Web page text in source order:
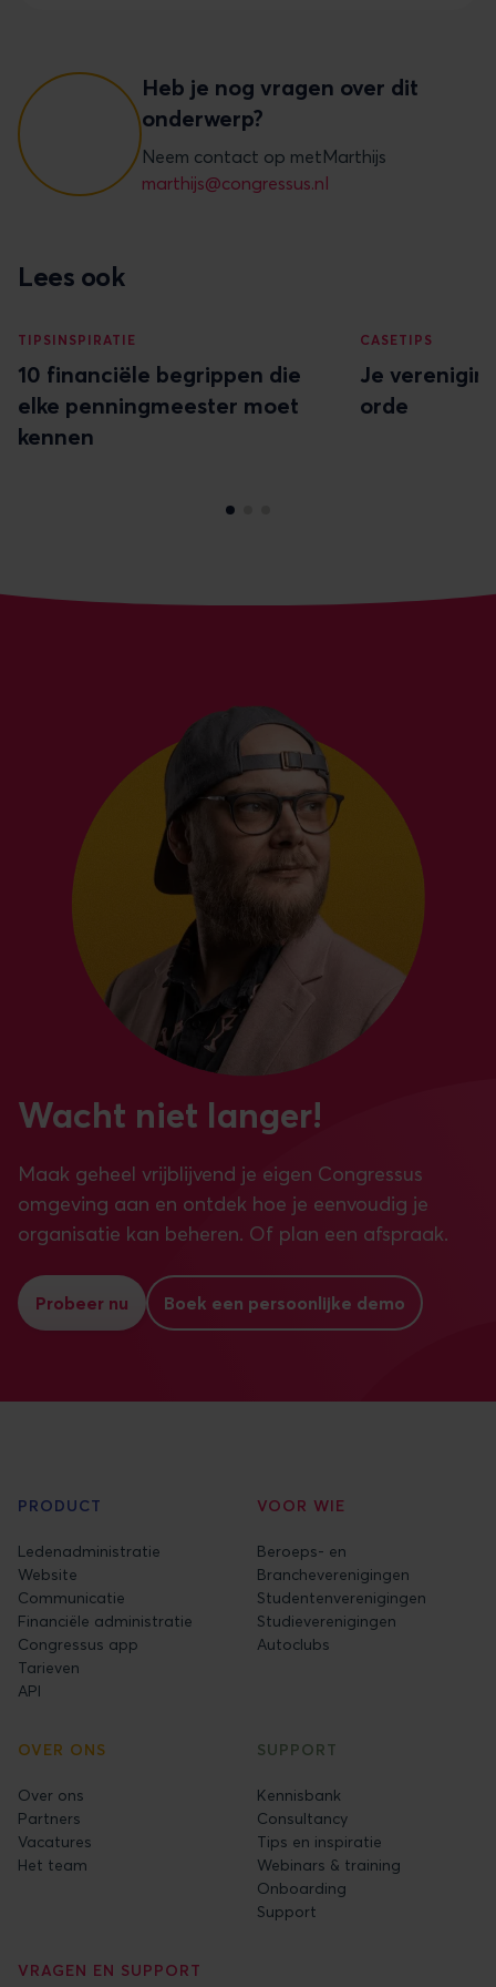
aanzienlijk veel handmatig werk.
niet toe verplicht, maar sommige (grotere)
verenigingen wel. Controleer de actuele regels via
de KvK-website en raadpleeg je statuten.
Heb je nog vragen over dit
onderwerp?
Neem contact op metMarthijs
marthijs@congressus.nl
Lees ook
TIPSINSPIRATIE
10 financiële begrippen die
elke penningmeester moet
kennen
CASETIPS
Je
orde
Wacht niet langer!
Maak geheel vrijblijvend je eigen Congressus
omgeving aan en ontdek hoe je eenvoudig je
organisatie kan beheren. Of plan een afspraak.
Probeer nu Boek een persoonlijke demo
PRODUCT
Ledenadministratie
Website
Communicatie
Financiële administratie
Congressus app
Tarieven
API
VOOR WIE
Beroeps- en
Brancheverenigingen
Studentenverenigingen
Studieverenigingen
Autoclubs
OVER ONS
Over ons
Partners
Vacatures
Het team
SUPPORT
Kennisbank
Consultancy
Tips en inspiratie
Webinars & training
Onboarding
Support
VRAGEN EN SUPPORT